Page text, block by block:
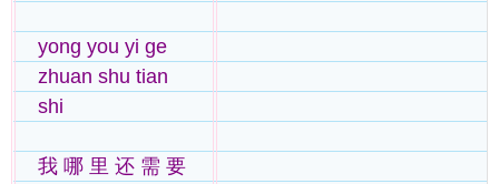
yong you yi ge
zhuan shu tian
shi
我 哪 里 还 需 要